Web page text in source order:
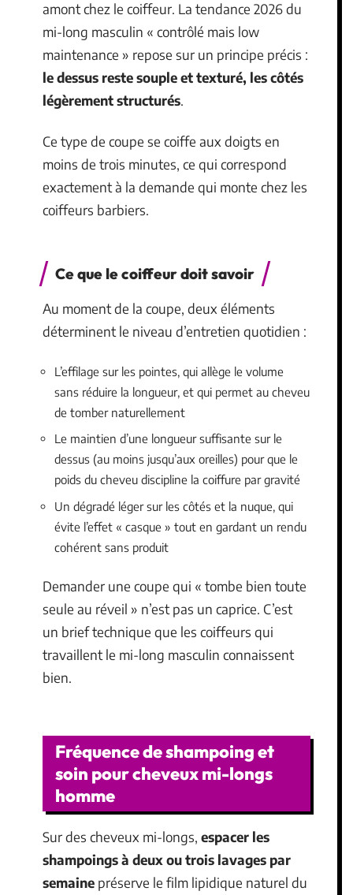
amont chez le coiffeur. La tendance 2026 du
mi-long masculin « contrôlé mais low
maintenance » repose sur un principe précis :
le dessus reste souple et texturé, les côtés
légèrement structurés.
Ce type de coupe se coiffe aux doigts en
moins de trois minutes, ce qui correspond
exactement à la demande qui monte chez les
coiffeurs barbiers.
Ce que le coiffeur doit savoir
Au moment de la coupe, deux éléments
déterminent le niveau d’entretien quotidien :
L’effilage sur les pointes, qui allège le volume
sans réduire la longueur, et qui permet au cheveu
de tomber naturellement
Le maintien d’une longueur suffisante sur le
dessus (au moins jusqu’aux oreilles) pour que le
poids du cheveu discipline la coiffure par gravité
Un dégradé léger sur les côtés et la nuque, qui
évite l’effet « casque » tout en gardant un rendu
cohérent sans produit
Demander une coupe qui « tombe bien toute
seule au réveil » n’est pas un caprice. C’est
un brief technique que les coiffeurs qui
travaillent le mi-long masculin connaissent
bien.
Fréquence de shampoing et
soin pour cheveux mi-longs
homme
Sur des cheveux mi-longs, espacer les
shampoings à deux ou trois lavages par
semaine préserve le film lipidique naturel du